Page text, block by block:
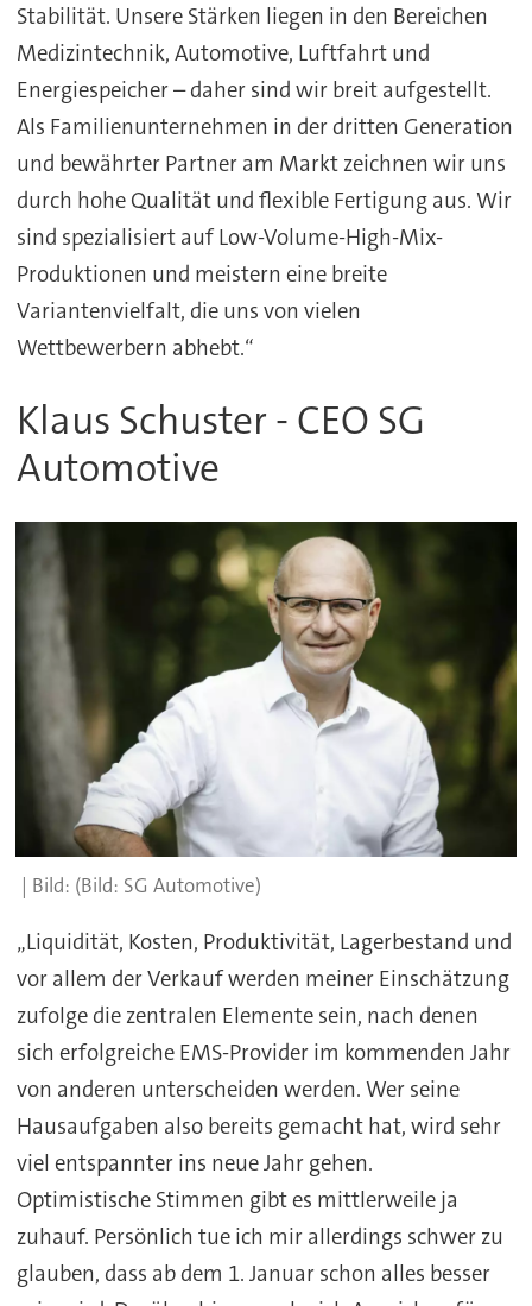
Stabilität. Unsere Stärken liegen in den Bereichen
Medizintechnik, Automotive, Luftfahrt und
Energiespeicher – daher sind wir breit aufgestellt.
Als Familienunternehmen in der dritten Generation
und bewährter Partner am Markt zeichnen wir uns
durch hohe Qualität und flexible Fertigung aus. Wir
sind spezialisiert auf Low-Volume-High-Mix-
Produktionen und meistern eine breite
Variantenvielfalt, die uns von vielen
Wettbewerbern abhebt.“
Klaus Schuster - CEO SG
Automotive
(Bild: SG Automotive)
„Liquidität, Kosten, Produktivität, Lagerbestand und
vor allem der Verkauf werden meiner Einschätzung
zufolge die zentralen Elemente sein, nach denen
sich erfolgreiche EMS-Provider im kommenden Jahr
von anderen unterscheiden werden. Wer seine
Hausaufgaben also bereits gemacht hat, wird sehr
viel entspannter ins neue Jahr gehen.
Optimistische Stimmen gibt es mittlerweile ja
zuhauf. Persönlich tue ich mir allerdings schwer zu
glauben, dass ab dem 1. Januar schon alles besser